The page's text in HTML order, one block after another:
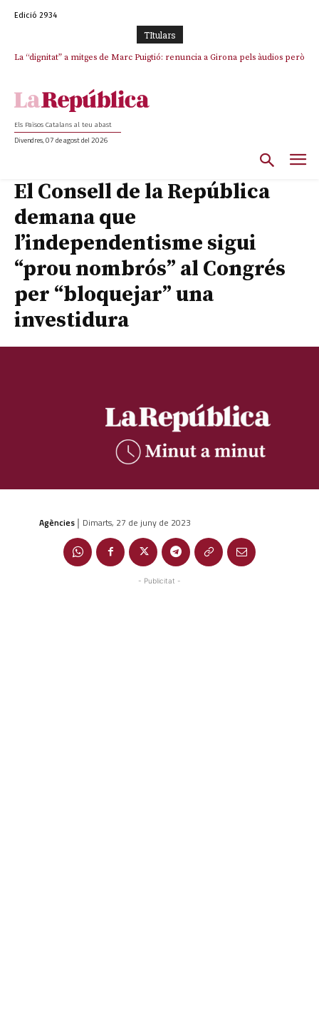
Edició 2934
TItulars
La “dignitat” a mitges de Marc Puigtió: renuncia a Girona pels àudios però
Els Països Catalans al teu abast
Divendres, 07 de agost del 2026
El Consell de la República
demana que
l’independentisme sigui
“prou nombrós” al Congrés
per “bloquejar” una
investidura
Agències | Dimarts, 27 de juny de 2023
- Publicitat -